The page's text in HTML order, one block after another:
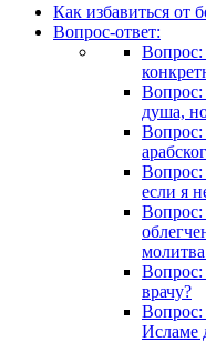
Как избавиться от
Вопрос-ответ:
Вопрос:
душа,
Вопрос:
Вопрос:
если я
Вопрос:
Вопрос:
врачу?
Исламе